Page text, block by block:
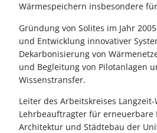
Wärmespeichern insbesondere
Gründung von Solites im Jahr
und Entwicklung innovativer
Dekarbonisierung von
und Begleitung von Pilotanlagen
Wissenstransfer.
Leiter des Arbeitskreises
Lehrbeauftragter für erneuerbare
Architektur und Städtebau der